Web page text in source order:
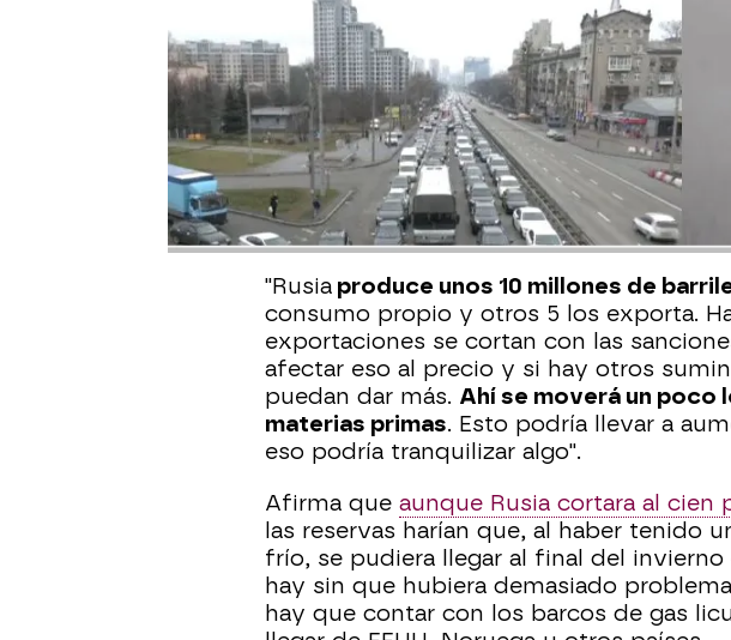
Actualizado:24 de febrero de 2022, 12:06
Publicado:24 de febrero de 2022, 11:55
Ignacio Cantos, director de inversiones
que una de lasconsecuencias
la guerra entre Rusia y Ucraniaes que el
100 dólares, su récord en 8 años. "Es
consecuencia es que el próximo mes y
veamos la gasolina que siga subiendo".
"Rusia produce unos 10 millones de
consumo propio y otros 5 los exporta.
exportaciones se cortan con las
afectar eso al precio y si hay otros
puedan dar más. Ahí se moverá un poco
materias primas. Esto podría llevar a
eso podría tranquilizar algo".
Afirma que aunque Rusia cortara al cien
las reservas harían que, al haber tenido
frío, se pudiera llegar al final del invierno
hay sin que hubiera demasiado
hay que contar con los barcos de gas